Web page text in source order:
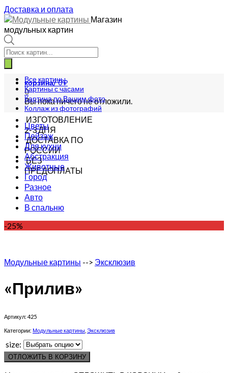
Доставка и оплата
Магазин
модульных картин
Поиск
товаров
корзина/0₽
0
Вы пока ничего не отложили.
ИЗГОТОВЛЕНИЕ
2-3 ДНЯ
ДОСТАВКА ПО
РОССИИ
БЕЗ
ПРЕДОПЛАТЫ
Все картины
Картины с часами
Картина по Вашим фото
Коллаж из фотографий
Цветы
Пейзаж
Для кухни
Абстракция
Животные
Город
Разное
Авто
В спальню
-25%
Модульные картины --> Эксклюзив
«Прилив»
Артикул: 425
Категории: Модульные картины Эксклюзив
size:
ОТЛОЖИТЬ В КОРЗИНУ